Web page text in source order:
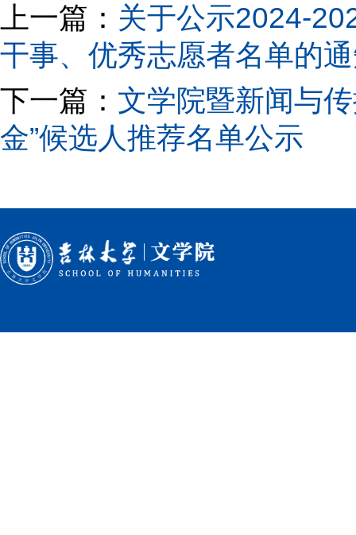
上一篇： 关于公示2024-
干事、优秀志愿者名单的
下一篇： 文学院暨新闻与
金”候选人推荐名单公示